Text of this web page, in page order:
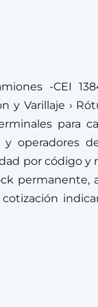
-CEI
y Varillaje ›
para
y operadores
por código y
permanente,